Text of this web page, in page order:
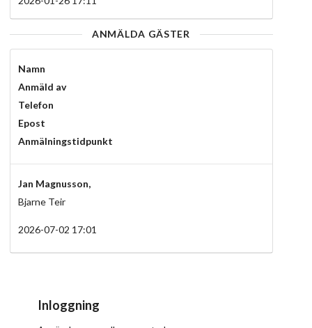
ANMÄLDA GÄSTER
Namn
Anmäld av
Telefon
Epost
Anmälningstidpunkt
Jan Magnusson,
Bjarne Teir
2026-07-02 17:01
Inloggning